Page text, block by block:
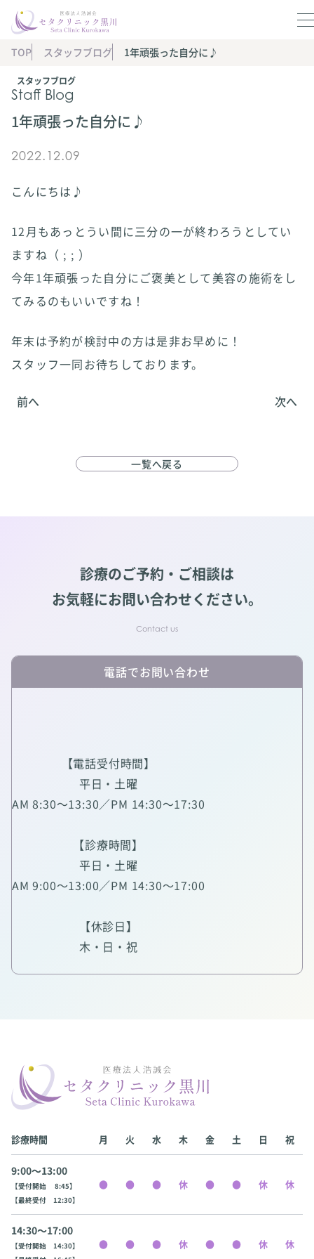
スタッフブログ
Staff Blog
TOP スタッフブログ 1年頑張った自分に♪
1年頑張った自分に♪
2022.12.09
こんにちは♪
12月もあっとうい間に三分の一が終わろうとしてい
ますね（ ; ; ）
今年1年頑張った自分にご褒美として美容の施術をし
てみるのもいいですね！
年末は予約が検討中の方は是非お早めに！
スタッフ一同お待ちしております。
前へ 次へ
一覧へ戻る
診療のご予約・ご相談は
お気軽にお問い合わせください。
電話でお問い合わせ
【電話受付時間】
平日・土曜
AM 8:30～13:30／PM 14:30～17:30
【診療時間】
平日・土曜
AM 9:00～13:00／PM 14:30～17:00
【休診日】
木・日・祝
診療時間 月 火 水 木 金 土 日 祝
9:00〜13:00
【受付開始 8:45】
【最終受付 12:30】
14:30〜17:00
【受付開始 14:30】